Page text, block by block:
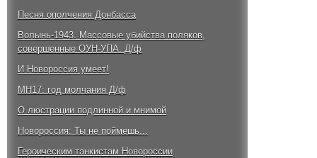
Песня ополчения Донбасса
Волынь-1943. Массовые убийства поляков,
совершенные ОУН-УПА. Д/ф
И Новороссия умеет!
MH17: год молчания Д/ф
О люстрации подлинной и мнимой
Новороссия: Ты не поймешь...
Героическим танкистам Новороссии